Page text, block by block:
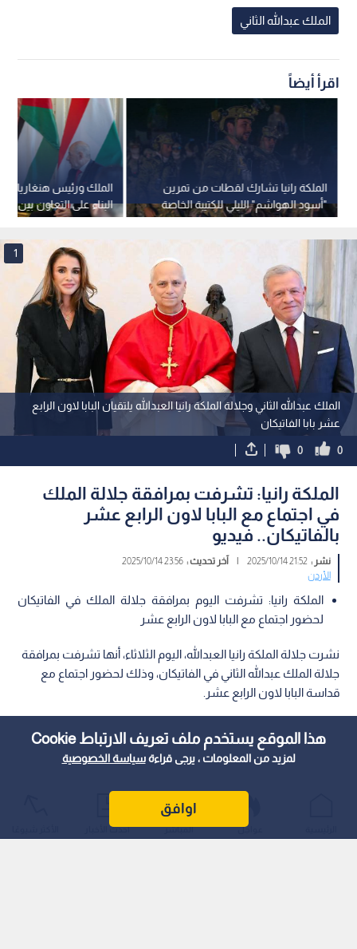
هذا الموقع يستخدم ملف تعريف الارتباط Cookie
لمزيد من المعلومات ، يرجى قراءةسياسة الخصوصية
اوافق
الملك عبدالله الثاني
اقرأ أيضاً
الملك ورئيس هنغاريا
البناء على التعاون بين
مختلف المجالات - فيديو
الملكة رانيا تشارك لقطات من تمرين
"أسود الهواشم" الليلي للكتيبة الخاصة
101
الملك عبدﷲ الثاني وجلالة الملكة رانيا العبدﷲ يلتقيان البابا لاون الرابع
عشر بابا الفاتيكان
1
0
0
الملكة رانيا: تشرفت بمرافقة جلالة الملك
في اجتماع مع البابا لاون الرابع عشر
بالفاتيكان.. فيديو
نشر :21:52 2025/10/14
| آخر تحديث :23:56 2025/10/14
الأردن
الملكة رانيا: تشرفت اليوم بمرافقة جلالة الملك في الفاتيكان
لحضور اجتماع مع البابا لاون الرابع عشر
نشرت جلالة الملكة رانيا العبدالله، اليوم الثلاثاء، أنها تشرفت بمرافقة
جلالة الملك عبدالله الثاني في الفاتيكان، وذلك لحضور اجتماع مع
قداسة البابا لاون الرابع عشر.
عواجل المباشر أحدث الأخبار